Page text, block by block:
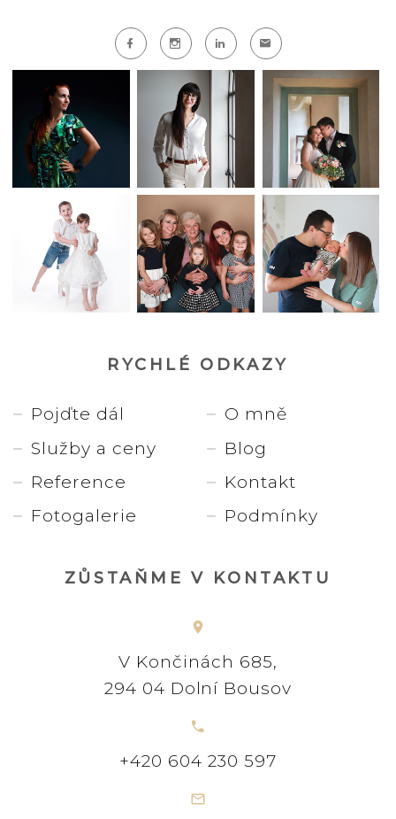
RYCHLÉ ODKAZY
Pojďte dál
Služby a ceny
Reference
Fotogalerie
O mně
Blog
Kontakt
Podmínky
ZŮSTAŇME V KONTAKTU
V Končinách 685,
294 04 Dolní Bousov
+420 604 230 597